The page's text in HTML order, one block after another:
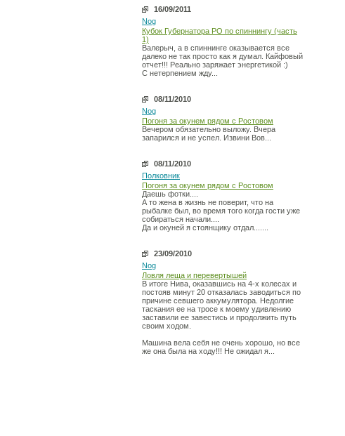
16/09/2011
Nog
Кубок Губернатора РО по спиннингу (часть
1)
Валерыч, а в спиннинге оказывается все
далеко не так просто как я думал. Кайфовый
отчет!!! Реально заряжает энергетикой :)
С нетерпением жду...
08/11/2010
Nog
Погоня за окунем рядом с Ростовом
Вечером обязательно выложу. Вчера
запарился и не успел. Извини Вов...
08/11/2010
Полковник
Погоня за окунем рядом с Ростовом
Даешь фотки....
А то жена в жизнь не поверит, что на
рыбалке был, во время того когда гости уже
собираться начали....
Да и окуней я стоянщику отдал.......
23/09/2010
Nog
Ловля леща и перевертышей
В итоге Нива, оказавшись на 4-х колесах и
постояв минут 20 отказалась заводиться по
причине севшего аккумулятора. Недолгие
таскания ее на тросе к моему удивлению
заставили ее завестись и продолжить путь
своим ходом.
Машина вела себя не очень хорошо, но все
же она была на ходу!!! Не ожидал я...